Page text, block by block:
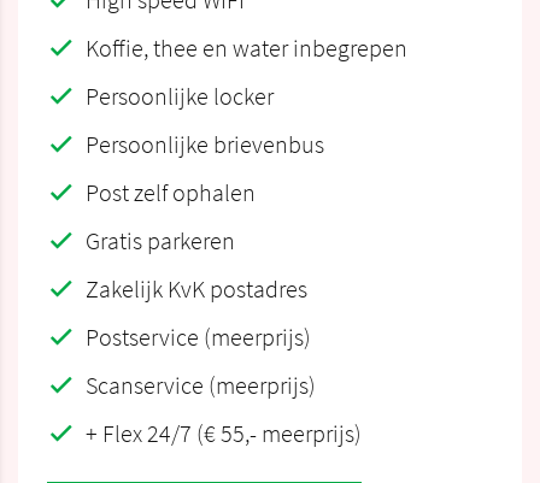
Koffie, thee en water inbegrepen
Persoonlijke locker
Persoonlijke brievenbus
Post zelf ophalen
Gratis parkeren
Zakelijk KvK postadres
Postservice (meerprijs)
Scanservice (meerprijs)
+ Flex 24/7 (€ 55,- meerprijs)